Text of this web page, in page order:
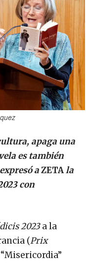
apaga una
es también
aZETAla
con
2023a la
(Prix